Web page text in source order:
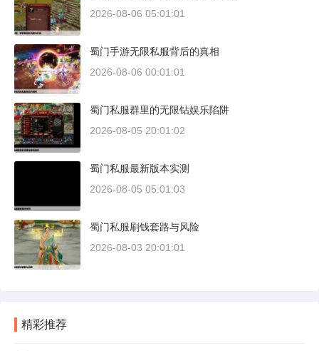
2026-08-06 05:01:01
蜀门手游无限私服背后的真相
2026-08-06 00:01:01
蜀门私服群里的无限钻娱乐陷阱
2026-08-05 20:01:02
蜀门私服最新版本实测
2026-08-05 05:01:03
蜀门私服刷钱套路与风险
2026-08-03 20:01:01
精彩推荐